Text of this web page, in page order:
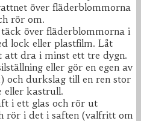
över fläderblommorna
rör om.
över fläderblommorna i
lock eller plastfilm. Låt
att dra i minst ett tre dygn.
eller gör en egen av
och durkslag till en ren stor
eller kastrull.
i ett glas och rör ut
rör i det i saften (valfritt om